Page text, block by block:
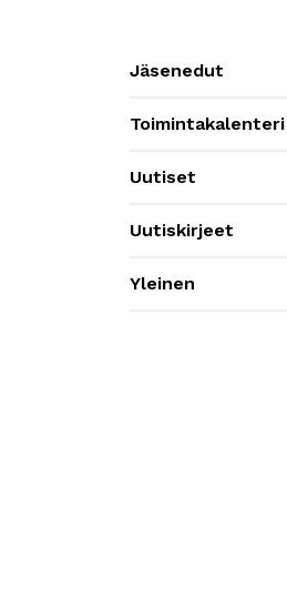
Jäsenedut
Toimintakalenteri
Uutiset
Uutiskirjeet
Yleinen